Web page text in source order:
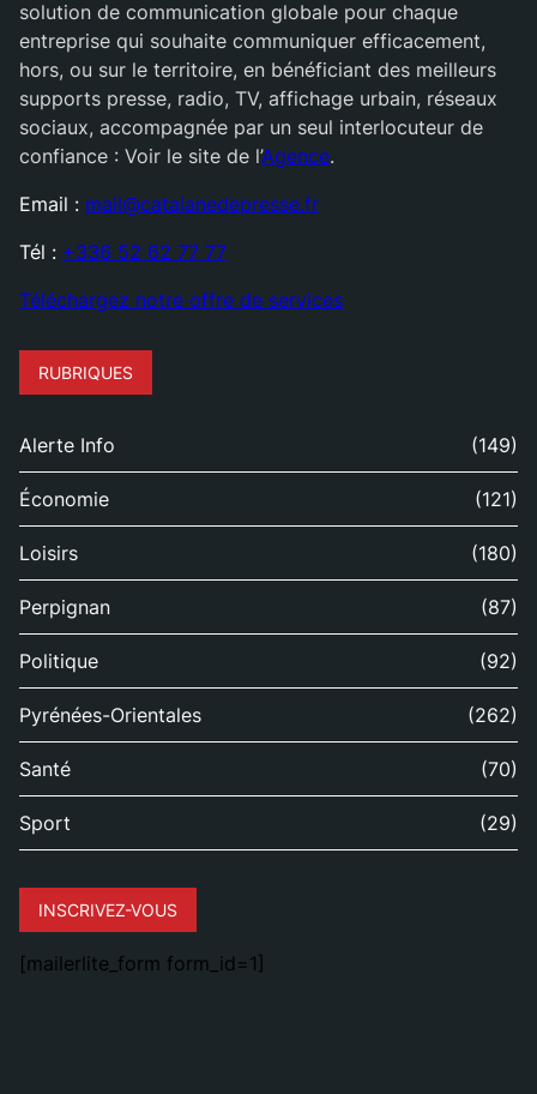
solution de communication globale pour chaque
entreprise qui souhaite communiquer efficacement,
hors, ou sur le territoire, en bénéficiant des meilleurs
supports presse, radio, TV, affichage urbain, réseaux
sociaux, accompagnée par un seul interlocuteur de
confiance : Voir le site de l’Agence.
Email : mail@catalanedepresse.fr
Tél : +336 52 62 77 77
Téléchargez notre offre de services
RUBRIQUES
Alerte Info (149)
Économie (121)
Loisirs (180)
Perpignan (87)
Politique (92)
Pyrénées-Orientales (262)
Santé (70)
Sport (29)
INSCRIVEZ-VOUS
[mailerlite_form form_id=1]